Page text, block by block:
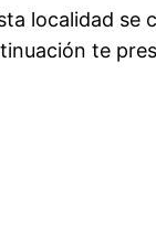
localidad se
te